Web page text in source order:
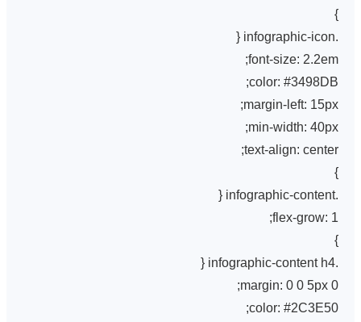
}
.infographic-icon {
font-size: 2.2em;
color: #3498DB;
margin-left: 15px;
min-width: 40px;
text-align: center;
}
.infographic-content {
flex-grow: 1;
}
.infographic-content h4 {
margin: 0 0 5px 0;
color: #2C3E50;